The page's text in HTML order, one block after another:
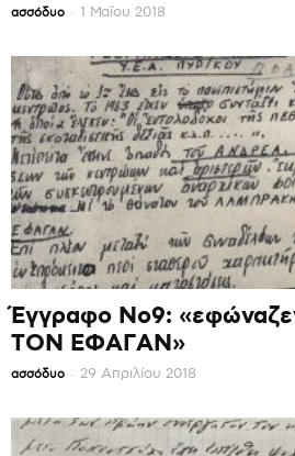
ασσόδυο - 1 Μαΐου 2018
Έγγραφο Νο9:
ΤΟΝ ΕΦΑΓΑΝ»
ασσόδυο - 29 Απριλίου 2018